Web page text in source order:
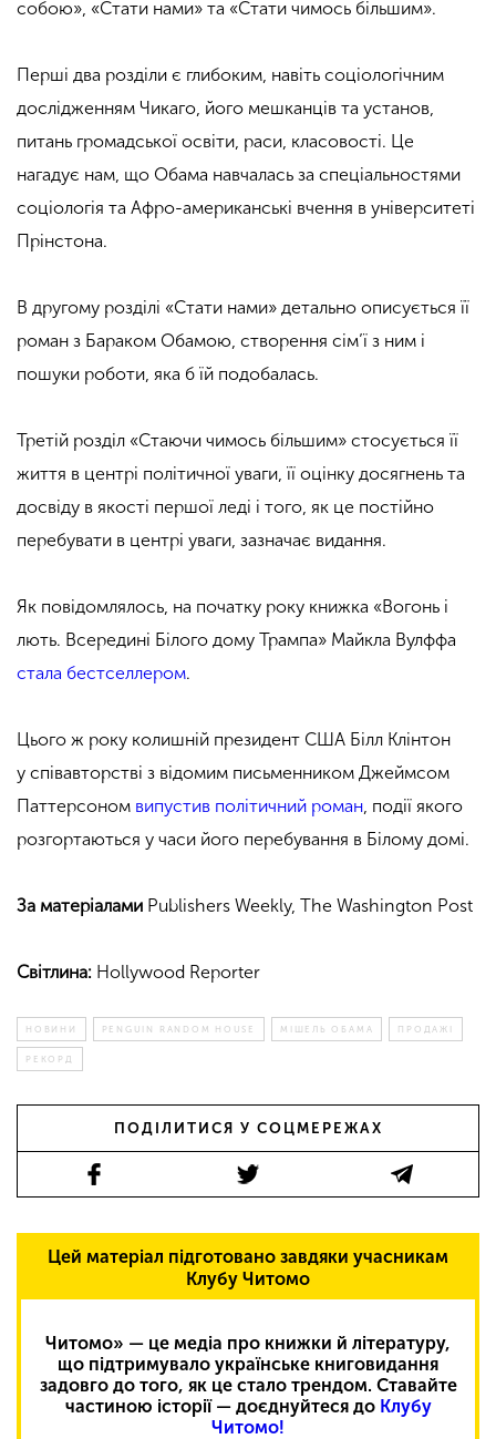
собою», «Стати нами» та «Стати чимось більшим».
Перші два розділи є глибоким, навіть соціологічним
дослідженням Чикаго, його мешканців та установ,
питань громадської освіти, раси, класовості. Це
нагадує нам, що Обама навчалась за спеціальностями
соціологія та Афро-американські вчення в університеті
Прінстона.
В другому розділі «Стати нами» детально описується її
роман з Бараком Обамою, створення сім’ї з ним і
пошуки роботи, яка б їй подобалась.
Третій розділ «Стаючи чимось більшим» стосується її
життя в центрі політичної уваги, її оцінку досягнень та
досвіду в якості першої леді і того, як це постійно
перебувати в центрі уваги, зазначає видання.
Як повідомлялось, на початку року книжка «Вогонь і
лють. Всередині Білого дому Трампа» Майкла Вулффа
стала бестселлером.
Цього ж року колишній президент США Білл Клінтон
у співавторстві з відомим письменником Джеймсом
Паттерсоном випустив політичний роман, події якого
розгортаються у часи його перебування в Білому домі.
За матеріалами Publishers Weekly, The Washington Post
Світлина: Hollywood Reporter
НОВИНИ PENGUIN RANDOM HOUSE МІШЕЛЬ ОБАМА ПРОДАЖІ
РЕКОРД
ПОДІЛИТИСЯ У СОЦМЕРЕЖАХ
Цей матеріал підготовано завдяки учасникам
Клубу Читомо
Читомо» — це медіа про книжки й літературу,
що підтримувало українське книговидання
задовго до того, як це стало трендом. Ставайте
частиною історії — доєднуйтеся до Клубу
Читомо!